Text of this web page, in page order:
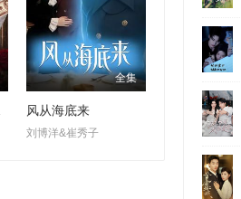
全集
风从海底来
刘博洋&崔秀子